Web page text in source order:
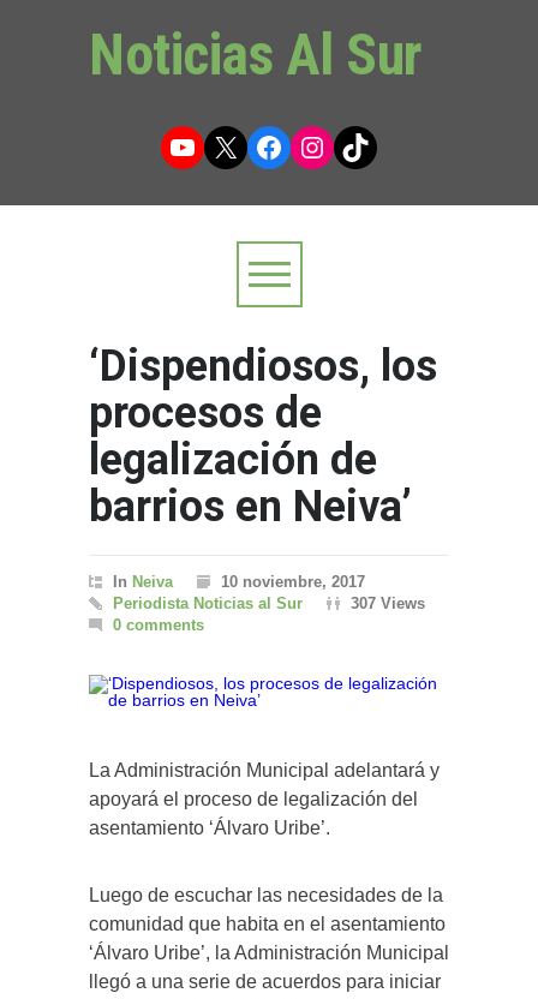
Noticias Al Sur
YouTube
X Facebook
Instagram
TikTok
‘Dispendiosos, los
procesos de
legalización de
barrios en Neiva’
In Neiva
10 noviembre, 2017
Periodista Noticias al Sur
307 Views
0 comments
La Administración Municipal adelantará y
apoyará el proceso de legalización del
asentamiento ‘Álvaro Uribe’.
Luego de escuchar las necesidades de la
comunidad que habita en el asentamiento
‘Álvaro Uribe’, la Administración Municipal
llegó a una serie de acuerdos para iniciar